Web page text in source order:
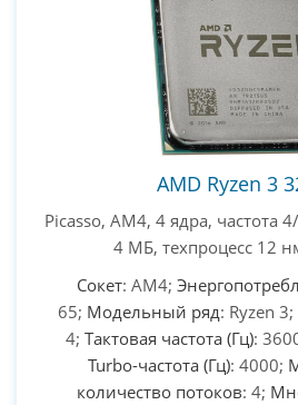
AMD Ryzen 3
Picasso, AM4, 4 ядра, частота
4 МБ, техпроцесс 12
Сокет: AM4;
65; Модельный ряд: Ryzen 3;
4; Тактовая частота (Гц):
Turbo-частота (Гц): 4000;
количество потоков: 4;